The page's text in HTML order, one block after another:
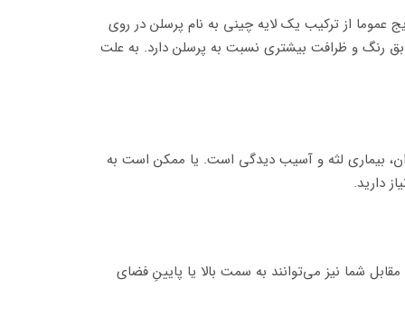
از ترکیب یک لایه چینی به نام پرسلن در روی
رنگ و ظرافت بیشتری نسبت به پرسلن دارد. به علت
بیماری لثه و آسیب دیدگی است. یا ممکن است به
دارید.
شما نیز می‌توانند به سمت بالا یا پایینِ فضای